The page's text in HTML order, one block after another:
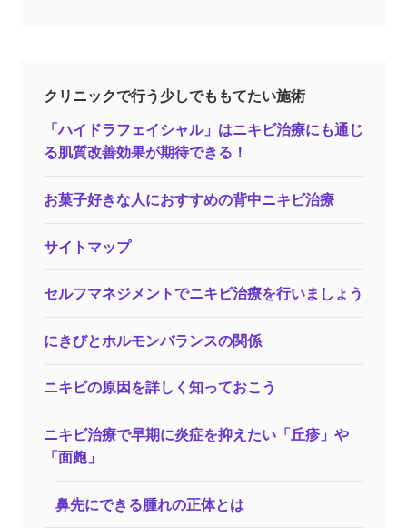
クリニックで行う少しでももてたい施術
「ハイドラフェイシャル」はニキビ治療にも通じ
る肌質改善効果が期待できる！
お菓子好きな人におすすめの背中ニキビ治療
サイトマップ
セルフマネジメントでニキビ治療を行いましょう
にきびとホルモンバランスの関係
ニキビの原因を詳しく知っておこう
ニキビ治療で早期に炎症を抑えたい「丘疹」や
「面皰」
鼻先にできる腫れの正体とは